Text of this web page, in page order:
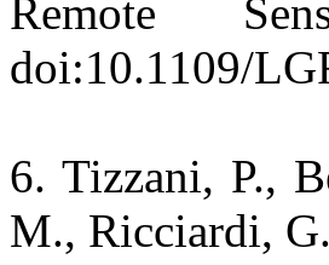
Remote
doi:10.1109/
6. Tizzani, P.,
M., Ricciardi,